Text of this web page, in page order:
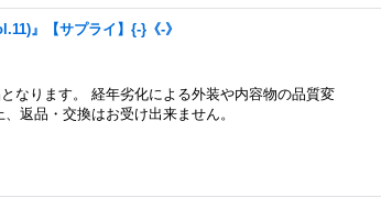
』【サプライ】{-}《-》
なります。 経年劣化による外装や内容物の品質変
返品・交換はお受け出来ません。